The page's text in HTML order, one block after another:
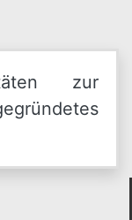
zur